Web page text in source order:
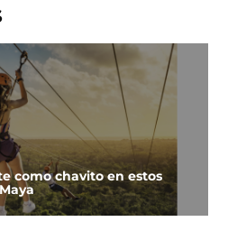
como chavito en estos